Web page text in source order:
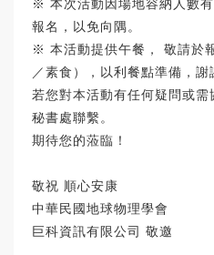
※ 本次活動因場地容納人數
報名，以免向隅。
※ 本活動提供午餐， 敬請於
／素食），以利餐點準備，謝
若您對本活動有任何疑問或
秘書處聯繫。
期待您的蒞臨！
敬祝 順心安康
中華民國地球物理學會
巨科資訊有限公司 敬邀